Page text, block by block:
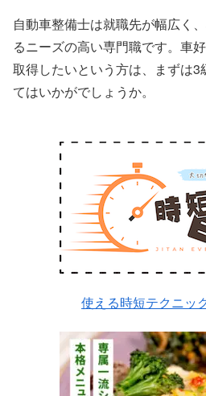
自動車整備士は就職先が幅広く
るニーズの高い専門職です。車
取得したいという方は、まずは
てはいかがでしょうか。
使える時短テクニッ